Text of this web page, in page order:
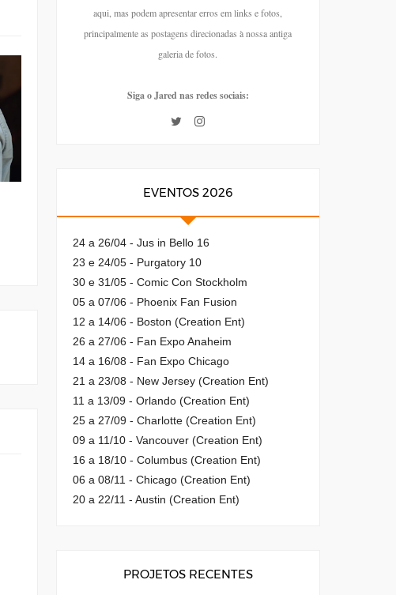
aqui, mas podem apresentar erros em links e fotos,
principalmente as postagens direcionadas à nossa antiga
galeria de fotos.
Siga o Jared nas redes sociais:
EVENTOS 2026
24 a 26/04 - Jus in Bello 16
23 e 24/05 - Purgatory 10
30 e 31/05 - Comic Con Stockholm
05 a 07/06 - Phoenix Fan Fusion
12 a 14/06 - Boston (Creation Ent)
26 a 27/06 - Fan Expo Anaheim
14 a 16/08 - Fan Expo Chicago
21 a 23/08 - New Jersey (Creation Ent)
11 a 13/09 - Orlando (Creation Ent)
25 a 27/09 - Charlotte (Creation Ent)
09 a 11/10 - Vancouver (Creation Ent)
16 a 18/10 - Columbus (Creation Ent)
06 a 08/11 - Chicago (Creation Ent)
20 a 22/11 - Austin (Creation Ent)
PROJETOS RECENTES